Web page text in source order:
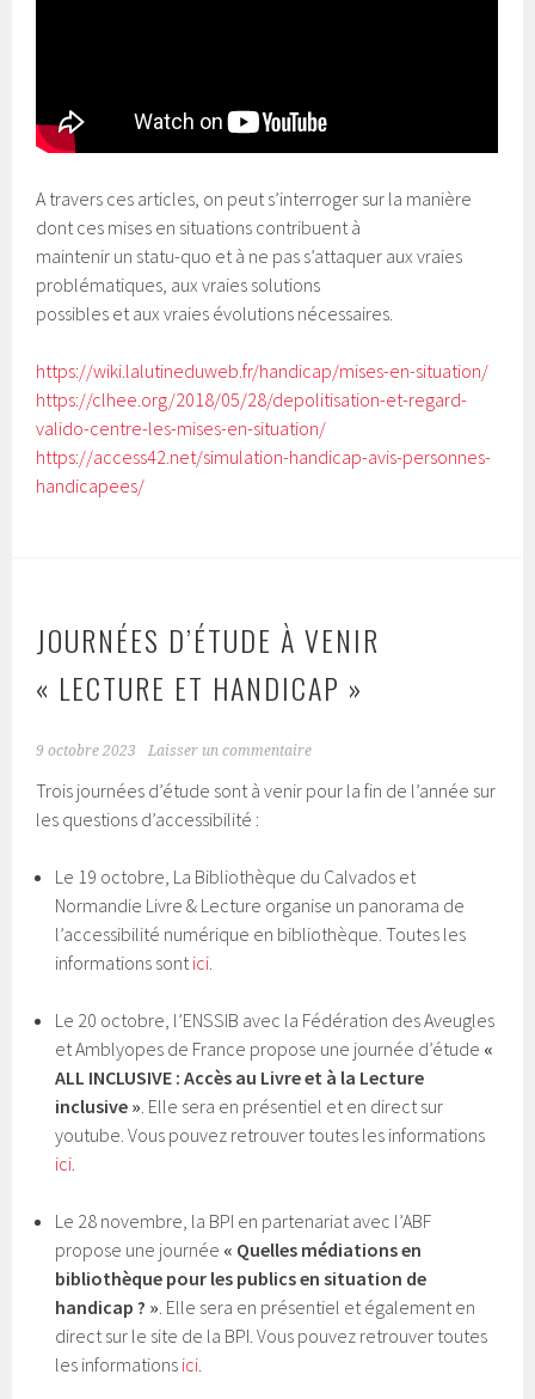
A travers ces articles, on peut s’interroger sur la manière
dont ces mises en situations contribuent à
maintenir un statu-quo et à ne pas s’attaquer aux vraies
problématiques, aux vraies solutions
possibles et aux vraies évolutions nécessaires.
https://wiki.lalutineduweb.fr/handicap/mises-en-situation/
https://clhee.org/2018/05/28/depolitisation-et-regard-
valido-centre-les-mises-en-situation/
https://access42.net/simulation-handicap-avis-personnes-
handicapees/
JOURNÉES D’ÉTUDE À VENIR
« LECTURE ET HANDICAP »
9 octobre 2023 Laisser un commentaire
Trois journées d’étude sont à venir pour la fin de l’année sur
les questions d’accessibilité :
Le 19 octobre, La Bibliothèque du Calvados et
Normandie Livre & Lecture organise un panorama de
l’accessibilité numérique en bibliothèque. Toutes les
informations sont ici
Le 20 octobre, l’ENSSIB avec la Fédération des Aveugles
et Amblyopes de France propose une journée d’étude «
ALL INCLUSIVE : Accès au Livre et à la Lecture
inclusive » . Elle sera en présentiel et en direct sur
youtube. Vous pouvez retrouver toutes les informations
ici
Le 28 novembre, la BPI en partenariat avec l’ABF
propose une journée « Quelles médiations en
bibliothèque pour les publics en situation de
handicap ? » . Elle sera en présentiel et également en
direct sur le site de la BPI. Vous pouvez retrouver toutes
les informations ici